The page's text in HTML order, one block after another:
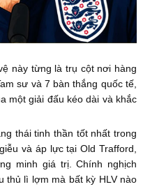
này từng là trụ cột nơi hàng
sư và 7 bàn thắng quốc tế,
một giải đấu kéo dài và khắc
thái tinh thần tốt nhất trong
và áp lực tại Old Trafford,
minh giá trị. Chính nghịch
thủ lì lợm mà bất kỳ HLV nào